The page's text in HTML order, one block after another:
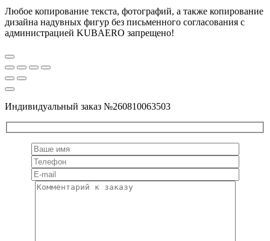
Любое копирование текста, фотографий, а также копирование
дизайна надувных фигур без письменного согласования с
администрацией KUBAERO запрещено!
Индивидуальный заказ №260810063503